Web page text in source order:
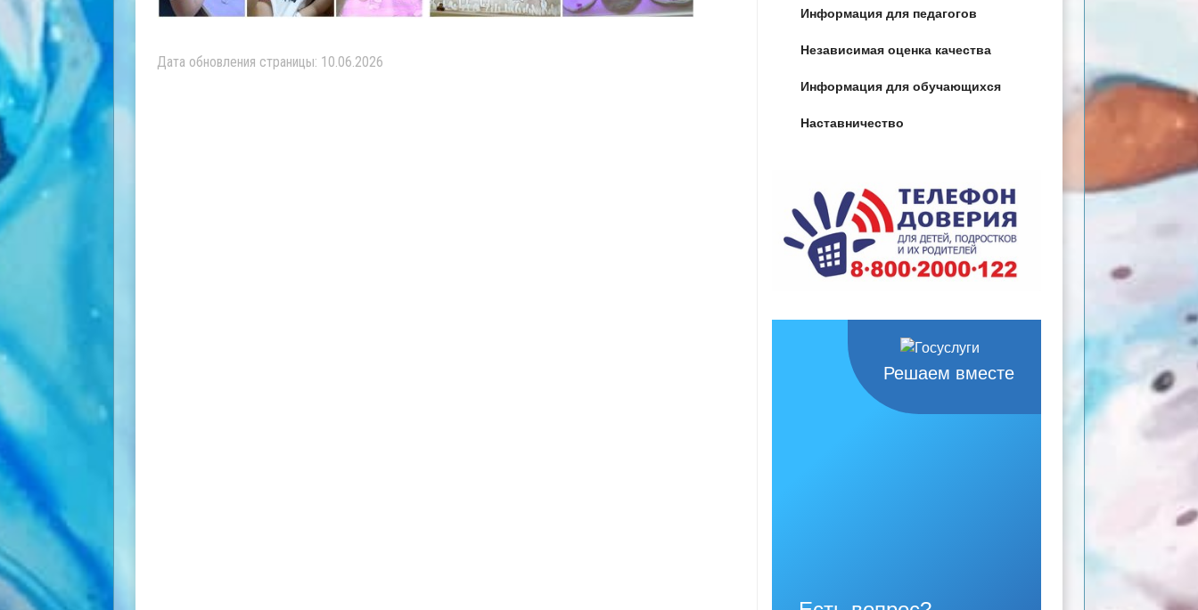
Дата обновления страницы: 10.06.2026
Информация для педагогов
Независимая оценка качества
Информация для обучающихся
Наставничество
Решаем вместе